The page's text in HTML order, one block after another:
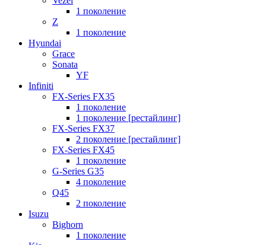
1 поколение
Z
1 поколение
Hyundai
Grace
Sonata
YF
Infiniti
FX-Series FX35
1 поколение
1 поколение [рестайлинг]
FX-Series FX37
2 поколение [рестайлинг]
FX-Series FX45
1 поколение
G-Series G35
4 поколение
Q45
2 поколение
Isuzu
Bighorn
1 поколение